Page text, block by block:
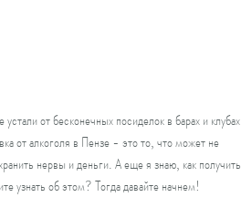
от бесконечных посиделок в барах и клубах
от алкоголя в Пензе - это то, что может не
нервы и деньги. А еще я знаю, как получить
узнать об этом? Тогда давайте начнем!